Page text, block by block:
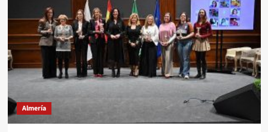
Almería
informa
de
las
afectaciones
tráfico
producirán
en
Almería